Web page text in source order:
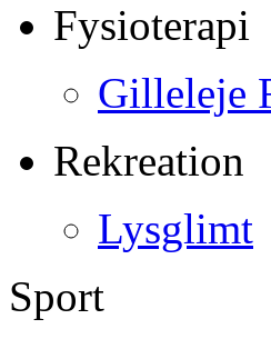
Fysioterapi
Gilleleje
Rekreation
Lysglimt
Sport